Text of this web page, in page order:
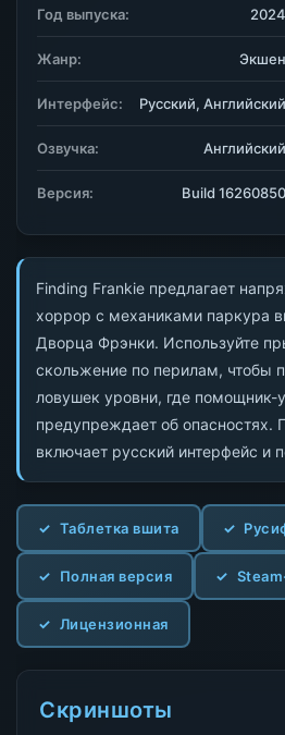
Finding Frankie предлагает
хоррор с механиками паркура
Дворца Фрэнки. Используйте
скольжение по перилам, чтобы
ловушек уровни, где помощник-
предупреждает об опасностях.
включает русский интерфейс и
Таблетка вшита
Полная версия
Лицензионная
Скриншоты
Год выпуска: 2024
Жанр: Экшен
Интерфейс: Русский, Английский
Озвучка: Английский
Версия: Build 16260850